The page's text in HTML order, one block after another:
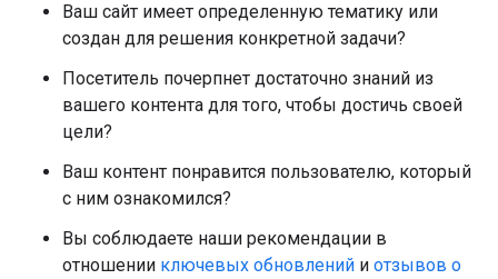
Ваш сайт имеет определенную тематику или
создан для решения конкретной задачи?
Посетитель почерпнет достаточно знаний из
вашего контента для того, чтобы достичь своей
цели?
Ваш контент понравится пользователю, который
с ним ознакомился?
Вы соблюдаете наши рекомендации в
отношении ключевых обновлений и отзывов о